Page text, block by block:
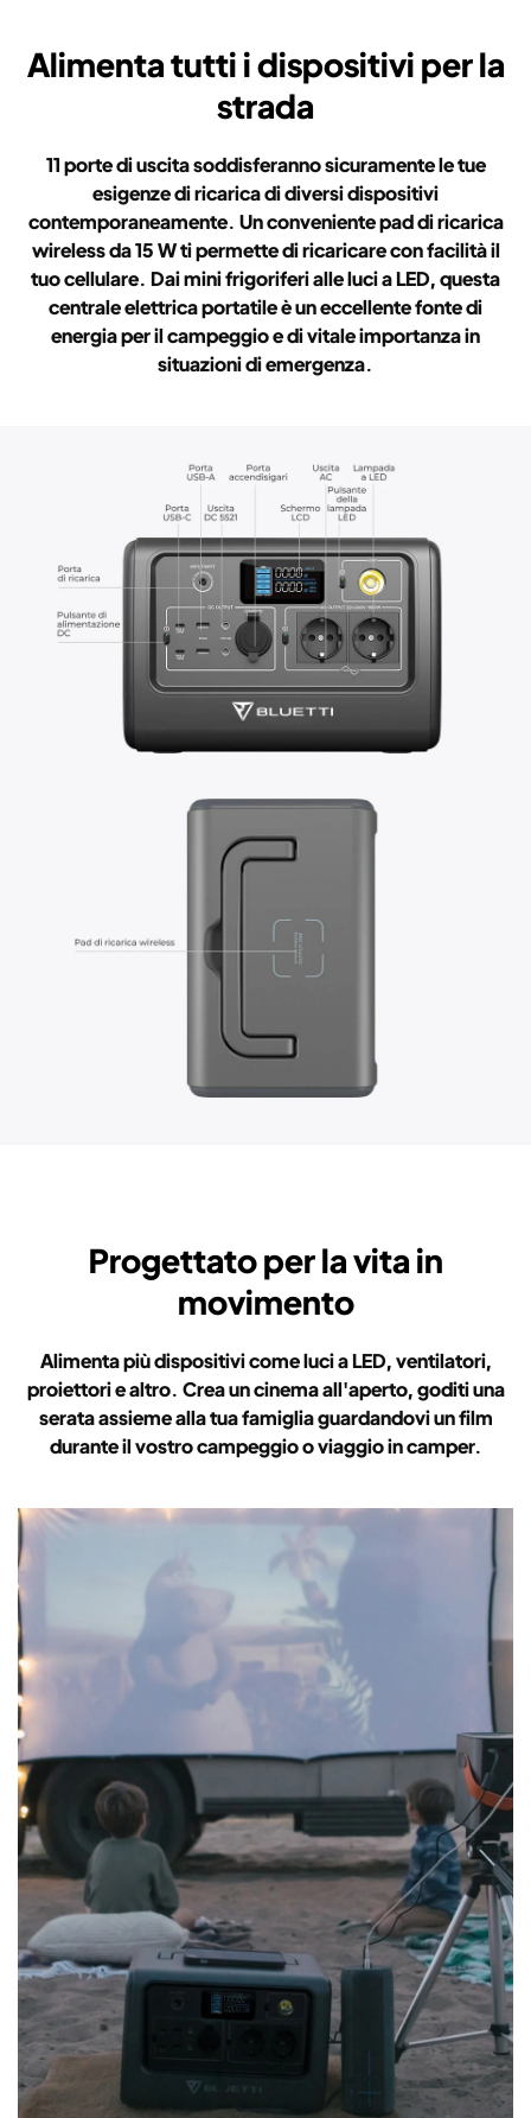
Alimenta tutti i dispositivi per la
strada
11 porte di uscita soddisferanno sicuramente le tue
esigenze di ricarica di diversi dispositivi
contemporaneamente. Un conveniente pad di ricarica
wireless da 15 W ti permette di ricaricare con facilità il
tuo cellulare. Dai mini frigoriferi alle luci a LED, questa
centrale elettrica portatile è un eccellente fonte di
energia per il campeggio e di vitale importanza in
situazioni di emergenza.
Progettato per la vita in
movimento
Alimenta più dispositivi come luci a LED, ventilatori,
proiettori e altro. Crea un cinema all'aperto, goditi una
serata assieme alla tua famiglia guardandovi un film
durante il vostro campeggio o viaggio in camper.